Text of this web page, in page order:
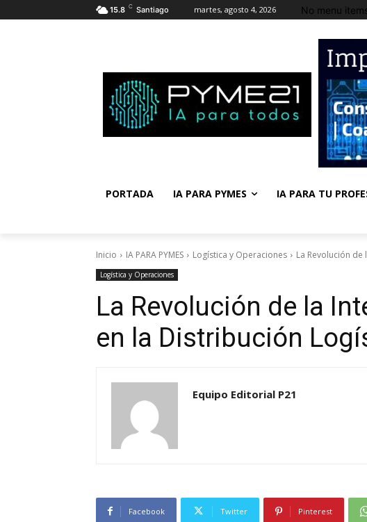
15.8 C Santiago martes, agosto 4, 2026 No menu
PORTADA IA PARA PYMES IA PARA TU
Inicio IA PARA PYMES Logística y Operaciones La Revolución
Logística y Operaciones
La Revolución de la
en la Distribución
Equipo Editorial P21
Facebook Twitter Pinterest